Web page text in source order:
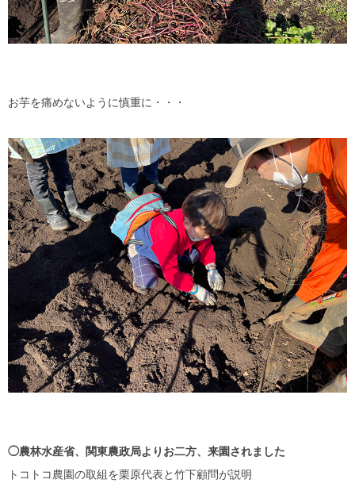
お芋を痛めないように慎重に・・・
◯農林水産省、関東農政局よりお二方、来園されました
トコトコ農園の取組を栗原代表と竹下顧問が説明